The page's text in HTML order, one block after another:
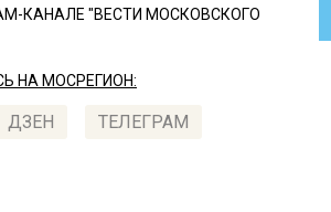
КАНАЛЕ "ВЕСТИ МОСКОВСКОГО
НА МОСРЕГИОН:
ДЗЕН ТЕЛЕГРАМ